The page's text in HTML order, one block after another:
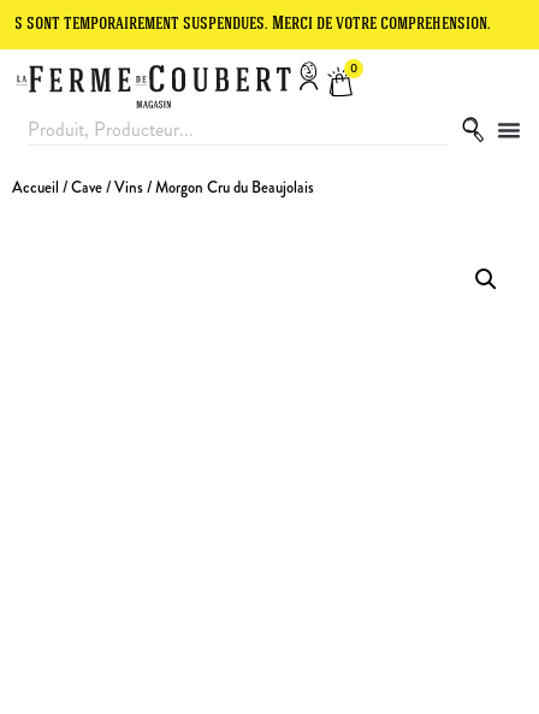
suspendues. Merci de votre compréhension. Le site
0
Accueil /Cave/Vins/ Morgon Cru du Beaujolais